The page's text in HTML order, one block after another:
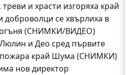
и храсти изгоряха край
доброволци се хвърлиха в
огъня (СНИМКИ/ВИДЕО)
селата
на тока утре в части
община Годеч
и храсти изгоряха край
доброволци се хвърлиха в
огъня (СНИМКИ/ВИДЕО)
и Део сред първите
край Шума (СНИМКИ)
нов директор